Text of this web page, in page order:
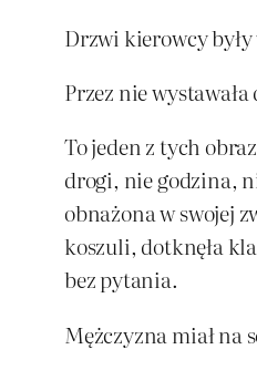
Drzwi kierowcy
Przez nie wystawała
To jeden z tych
drogi, nie godzina,
obnażona w swojej
koszuli, dotknęła
bez pytania.
Mężczyzna miał na